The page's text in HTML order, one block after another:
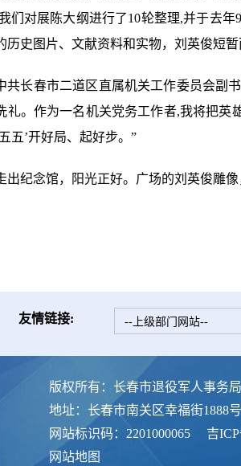
们对展陈大纲进行了10轮整理,并于去
历史图片、文献资料和实物，刘英俊短
共长春市二道区直属机关工作委员会副
礼。作为一名机关党务工作者,我将把英
五’开好局、起好步。”
出纪念馆，阳光正好。广场的刘英俊雕
友情链接: --上级部门网站--
版权所有：长春市退役军人事务局
地址：长春市南关区幸福街1888号
网站标识码：2201000065
吉
网站地图